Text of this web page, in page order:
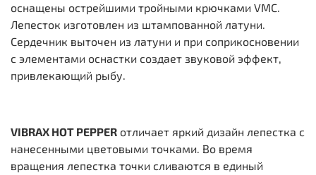
оснащены острейшими тройными крючками VMC.
Лепесток изготовлен из штампованной латуни.
Сердечник выточен из латуни и при соприкосновении
с элементами оснастки создает звуковой эффект,
привлекающий рыбу.
VIBRAX HOT PEPPER отличает яркий дизайн лепестка с
нанесенными цветовыми точками. Во время
вращения лепестка точки сливаются в единый